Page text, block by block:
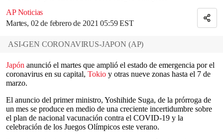
AP Noticias
Martes, 02 de febrero de 2021 05:59 EST
ASI-GEN CORONAVIRUS-JAPON (AP)
Japón anunció el martes que amplió el estado de emergencia por el
coronavirus en su capital, Tokio y otras nueve zonas hasta el 7 de
marzo.
El anuncio del primer ministro, Yoshihide Suga, de la prórroga de
un mes se produce en medio de una creciente incertidumbre sobre
el plan de nacional vacunación contra el COVID-19 y la
celebración de los Juegos Olímpicos este verano.